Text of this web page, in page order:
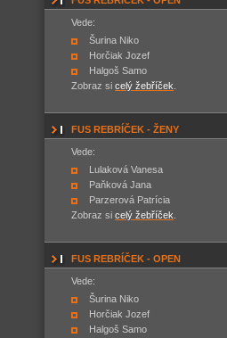
Vede:
Šurina Niko
Horčiak Jozef
Halgoš Samo
Zobraz si celý žebříček
FUS REBRÍČEK - ŽENY
Vede:
Lulaková Vanesa
Paňková Jana
Parzerová Patrícia
Zobraz si celý žebříček
FUS REBRÍČEK - OPEN
Vede:
Šurina Niko
Horčiak Jozef
Halgoš Samo